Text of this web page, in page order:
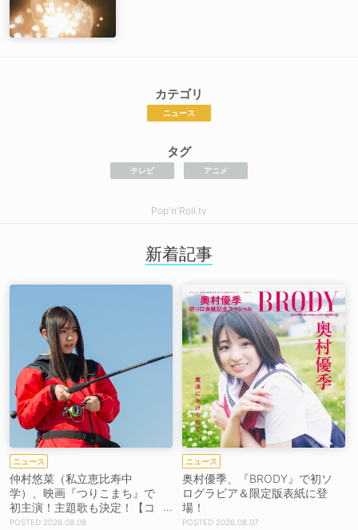
カテゴリ
ニュース
タグ
テレビ アニメ
Pop'n'Roll.tv
新着記事
ニュース
仲村悠菜（私立恵比寿中
学）、映画『つりこまち』で
初主演！主題歌も決定！【コ
メントあり】
2026.08.08
ニュース
奥村優季、『BRODY』で初ソ
ログラビア＆限定版表紙に登
場！
2026.08.07